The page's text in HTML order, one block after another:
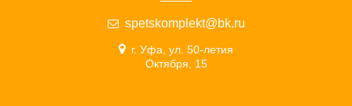
spetskomplekt@bk.ru
г. Уфа, ул. 50-летия
Октября, 15